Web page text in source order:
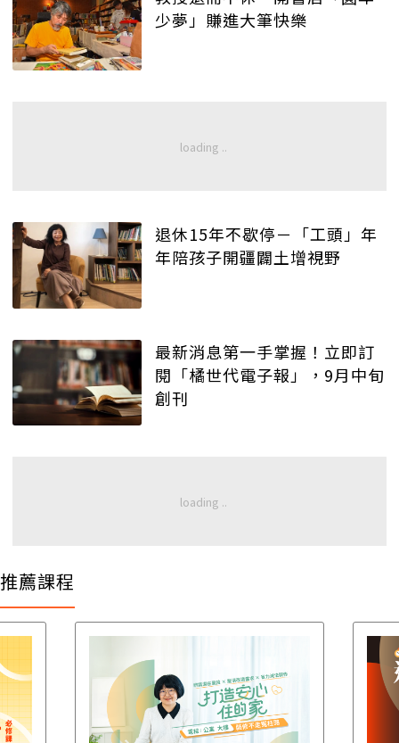
少夢」賺進大筆快樂
退休15年不歇停－「工頭」年
年陪孩子開疆闢土增視野
最新消息第一手掌握！立即訂
閱「橘世代電子報」，9月中旬
創刊
推薦課程